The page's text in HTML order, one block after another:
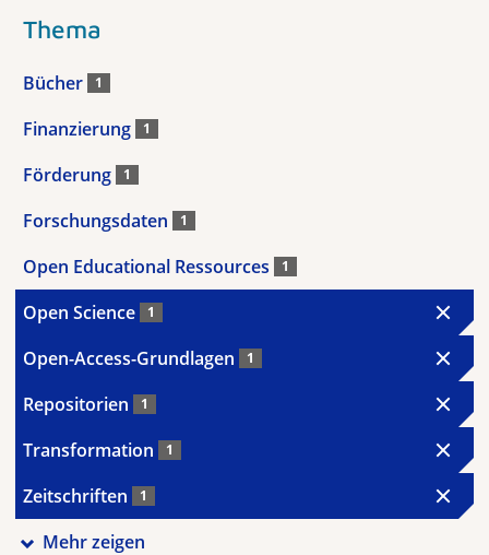
Thema
Bücher 1
Finanzierung 1
Förderung 1
Forschungsdaten 1
Open Educational Ressources 1
Open Science 1
Open-Access-Grundlagen 1
Repositorien 1
Transformation 1
Zeitschriften 1
Mehr zeigen